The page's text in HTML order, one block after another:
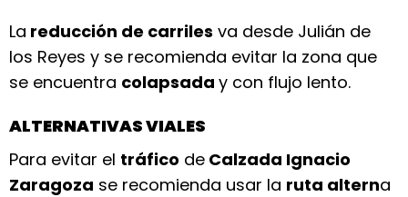
La reducción de carriles va desde Julián de
los Reyes y se recomienda evitar la zona que
se encuentra colapsada y con flujo lento.
ALTERNATIVAS VIALES
Para evitar el tráfico de Calzada Ignacio
Zaragoza se recomienda usar la ruta alterna